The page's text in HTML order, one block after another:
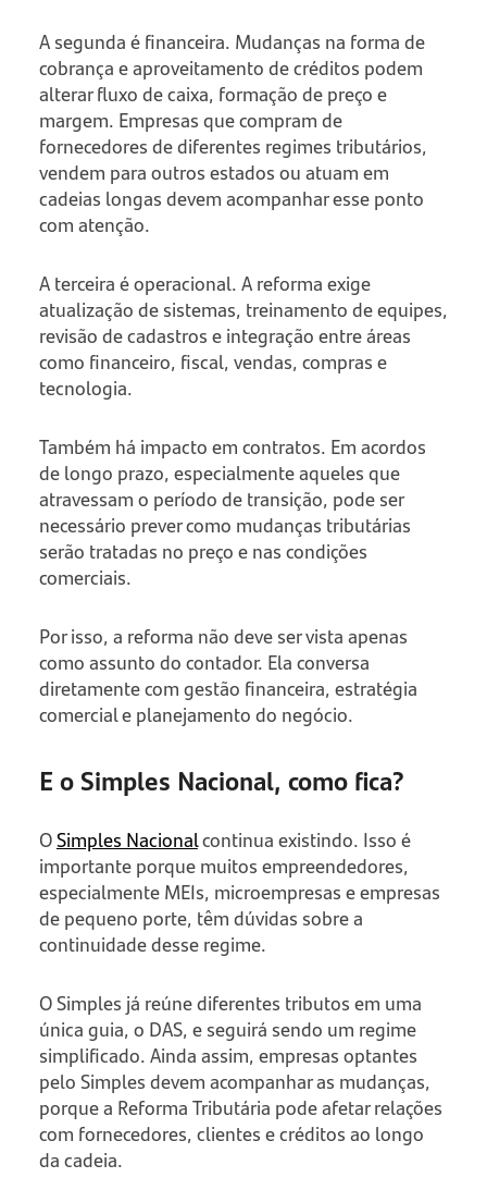
A segunda é financeira. Mudanças na forma de
cobrança e aproveitamento de créditos podem
alterar fluxo de caixa, formação de preço e
margem. Empresas que compram de
fornecedores de diferentes regimes tributários,
vendem para outros estados ou atuam em
cadeias longas devem acompanhar esse ponto
com atenção.
A terceira é operacional. A reforma exige
atualização de sistemas, treinamento de equipes,
revisão de cadastros e integração entre áreas
como financeiro, fiscal, vendas, compras e
tecnologia.
Também há impacto em contratos. Em acordos
de longo prazo, especialmente aqueles que
atravessam o período de transição, pode ser
necessário prever como mudanças tributárias
serão tratadas no preço e nas condições
comerciais.
Por isso, a reforma não deve ser vista apenas
como assunto do contador. Ela conversa
diretamente com gestão financeira, estratégia
comercial e planejamento do negócio.
E o Simples Nacional, como fica?
OSimples Nacionalcontinua existindo. Isso é
importante porque muitos empreendedores,
especialmente MEIs, microempresas e empresas
de pequeno porte, têm dúvidas sobre a
continuidade desse regime.
O Simples já reúne diferentes tributos em uma
única guia, o DAS, e seguirá sendo um regime
simplificado. Ainda assim, empresas optantes
pelo Simples devem acompanhar as mudanças,
porque a Reforma Tributária pode afetar relações
com fornecedores, clientes e créditos ao longo
da cadeia.